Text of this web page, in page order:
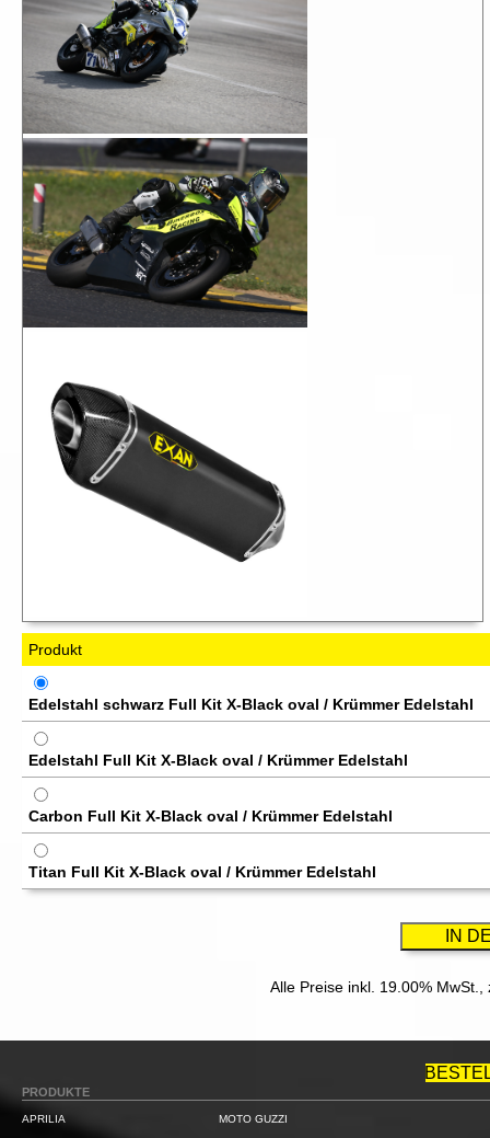
Produkt
Edelstahl schwarz Full Kit X-Black oval / Krümmer Edelstahl
Edelstahl Full Kit X-Black oval / Krümmer Edelstahl
Carbon Full Kit X-Black oval / Krümmer Edelstahl
Titan Full Kit X-Black oval / Krümmer Edelstahl
Alle Preise inkl. 19.00% MwSt.,
PRODUKTE
APRILIA MOTO GUZZI